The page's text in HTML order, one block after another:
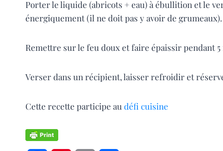
Porter le liquide (abricots + eau) à ébullition et le
énergiquement (il ne doit pas y avoir de grumeaux).
Remettre sur le feu doux et faire épaissir pendant
Verser dans un récipient, laisser refroidir et
Cette recette participe au défi cuisine